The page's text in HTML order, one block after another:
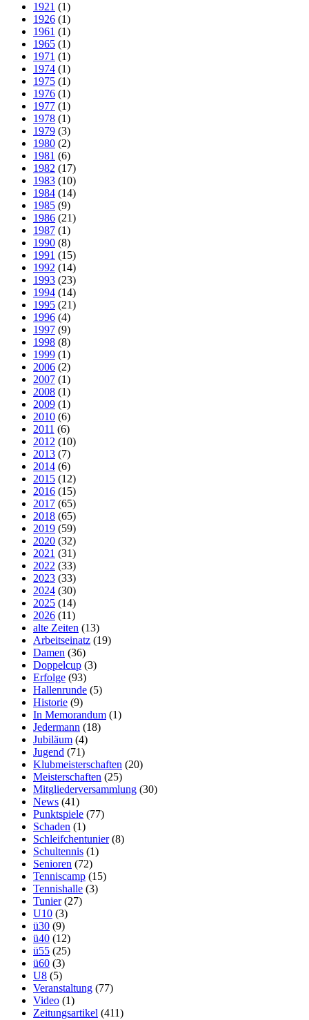
1921 (1)
1926 (1)
1961 (1)
1965 (1)
1971 (1)
1974 (1)
1975 (1)
1976 (1)
1977 (1)
1978 (1)
1979 (3)
1980 (2)
1981 (6)
1982 (17)
1983 (10)
1984 (14)
1985 (9)
1986 (21)
1987 (1)
1990 (8)
1991 (15)
1992 (14)
1993 (23)
1994 (14)
1995 (21)
1996 (4)
1997 (9)
1998 (8)
1999 (1)
2006 (2)
2007 (1)
2008 (1)
2009 (1)
2010 (6)
2011 (6)
2012 (10)
2013 (7)
2014 (6)
2015 (12)
2016 (15)
2017 (65)
2018 (65)
2019 (59)
2020 (32)
2021 (31)
2022 (33)
2023 (33)
2024 (30)
2025 (14)
2026 (11)
alte Zeiten (13)
Arbeitseinatz (19)
Damen (36)
Doppelcup (3)
Erfolge (93)
Hallenrunde (5)
Historie (9)
In Memorandum (1)
Jedermann (18)
Jubiläum (4)
Jugend (71)
Klubmeisterschaften (20)
Meisterschaften (25)
Mitgliederversammlung (30)
News (41)
Punktspiele (77)
Schaden (1)
Schleifchentunier(8)
Schultennis (1)
Senioren (72)
Tenniscamp (15)
Tennishalle (3)
Tunier(27)
U10 (3)
ü30 (9)
ü40 (12)
ü55 (25)
ü60 (3)
U8 (5)
Veranstaltung (77)
Video (1)
Zeitungsartikel (411)